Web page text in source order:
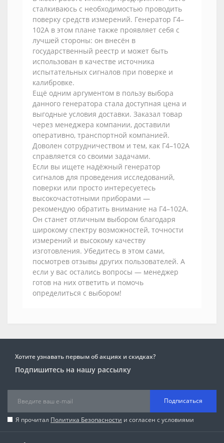
сталкиваюсь с необходимостью проводить
поверку средств измерений. Генератор Г4–
102А в этом плане также проявляет себя с
лучшей стороны: он внесён в
государственный реестр и может быть
использован в качестве источника
испытательных сигналов при поверке и
калибровке.
Ещё одним аргументом в пользу выбора
данного генератора стала доступная цена и
выгодные условия доставки. Заказал товар
через менеджера компании, доставили
оперативно, транспортной компанией.
Доволен сотрудничеством и тем, как Г4–102А
справляется со своими задачами.
Если вы ищете надёжный генератор
сигналов для проведения исследований,
поверки или просто интересуетесь
высокочастотными приборами —
рекомендую обратить внимание на Г4–102А.
Он станет отличным выбором благодаря
широкому спектру возможностей, точности
измерений и высокому качеству
изготовления. Убедитесь в этом сами,
посмотрев отзывы других пользователей. А
если у вас остались вопросы — менеджер
готов на них ответить и помочь
определиться с выбором!
Хотите узнавать первым об акциях и скидках?
Подпишитесь на нашу рассылку
Подписаться
Я прочитал Политика Безопасности и согласен с условиями